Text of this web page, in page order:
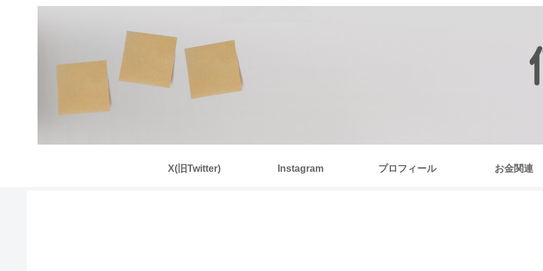
X(旧Twitter) Instagram プロフィール お金関連